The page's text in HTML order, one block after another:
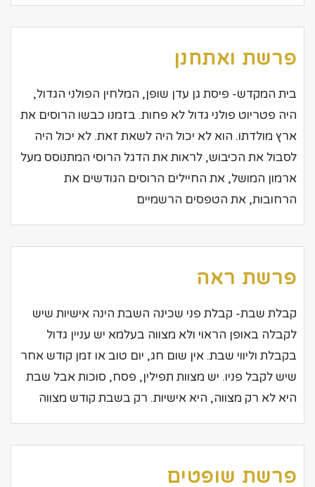
פרשת ואתחנן
בית המקדש- פיסת גן עדן שופן, המלחין הפולני הגדול,
היה פטריוט פולני גדול לא פחות. בזמנו כבשו הרוסים את
ארץ מולדתו. הוא לא יכול היה לשאת זאת. לא יכול היה
לסבול את הכיבוש, לראות את הדגל הרוסי המתנוסס מעל
ארמון המושל, את החיילים הרוסים הגודשים את
הרחובות, את הטפסים הרשמיים
פרשת ראה
קבלת שבת- קבלת פני שכינה השבת הינה אישיות שיש
לקבלה באופן הראוי ולא מצווה בעלמא יש עניין גדול
בקבלת וליווי שבת. אין שום חג, יום טוב או זמן קודש אחר
שיש לקבל פניו. יש מצוות תפילין, פסח, סוכות אבל שבת
היא לא רק מצווה, היא אישיות. רק בשבת קודש מצווה
פרשת שופטים